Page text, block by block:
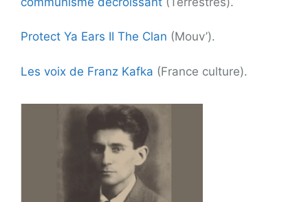
Protect Ya Ears II The Clan (Mouv’).
Les voix de Franz Kafka (France culture).